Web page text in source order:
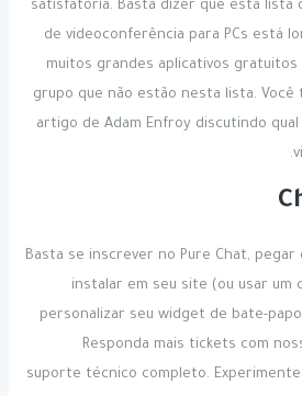
satisfatória. Basta dizer que esta lista
de videoconferência para PCs está
muitos grandes aplicativos
grupo que não estão nesta lista.
artigo de Adam Enfroy discutindo
Basta se inscrever no Pure Chat,
instalar em seu site (ou usar um
personalizar seu widget de bate-
Responda mais tickets com
suporte técnico completo.